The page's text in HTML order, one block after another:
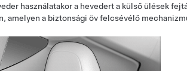
használatakor a hevedert a külső ülések
amelyen a biztonsági öv felcsévélő